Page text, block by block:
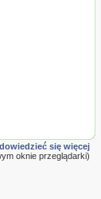
się więcej
oknie przeglądarki)